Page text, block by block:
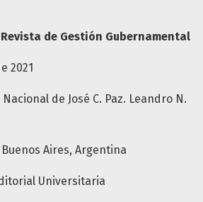
de Gestión Gubernamental
2021
de José C. Paz. Leandro N.
Buenos Aires, Argentina
Universitaria